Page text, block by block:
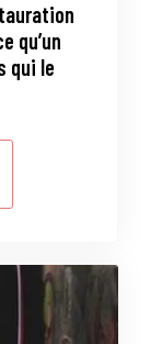
qu’un
qui le